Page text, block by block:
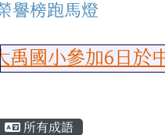
中區域內容
譽榜跑馬燈
6日於中城國小
內容區域
所有成語